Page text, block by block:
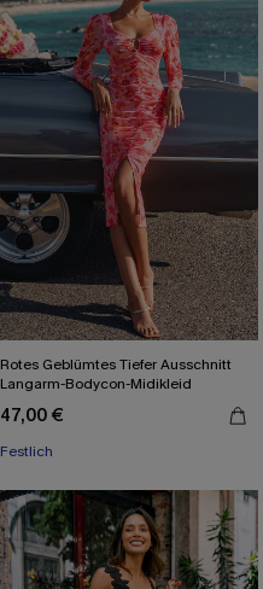
Rotes Geblümtes Tiefer Ausschnitt
Langarm-Bodycon-Midikleid
47,00 €
Festlich